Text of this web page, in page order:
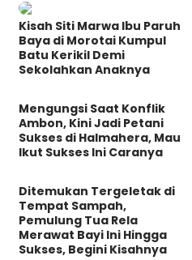
Kisah Siti Marwa Ibu Paruh
Baya di Morotai Kumpul
Batu Kerikil Demi
Sekolahkan Anaknya
Mengungsi Saat Konflik
Ambon, Kini Jadi Petani
Sukses di Halmahera, Mau
Ikut Sukses Ini Caranya
Ditemukan Tergeletak di
Tempat Sampah,
Pemulung Tua Rela
Merawat Bayi Ini Hingga
Sukses, Begini Kisahnya